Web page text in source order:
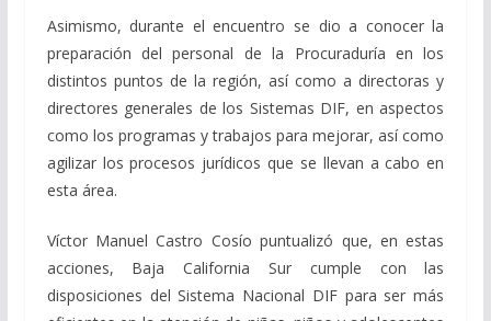
Asimismo, durante el encuentro se dio a conocer la
preparación del personal de la Procuraduría en los
distintos puntos de la región, así como a directoras y
directores generales de los Sistemas DIF, en aspectos
como los programas y trabajos para mejorar, así como
agilizar los procesos jurídicos que se llevan a cabo en
esta área.
Víctor Manuel Castro Cosío puntualizó que, en estas
acciones, Baja California Sur cumple con las
disposiciones del Sistema Nacional DIF para ser más